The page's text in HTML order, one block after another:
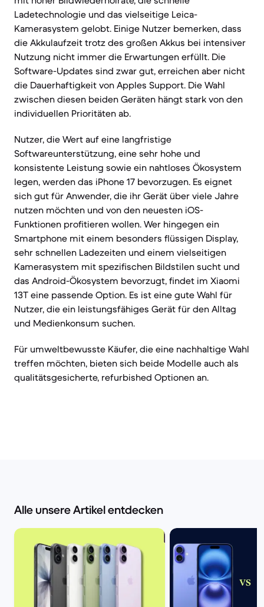
Ladetechnologie und das vielseitige Leica-
Kamerasystem gelobt. Einige Nutzer bemerken, dass
die Akkulaufzeit trotz des großen Akkus bei intensiver
Nutzung nicht immer die Erwartungen erfüllt. Die
Software-Updates sind zwar gut, erreichen aber nicht
die Dauerhaftigkeit von Apples Support. Die Wahl
zwischen diesen beiden Geräten hängt stark von den
individuellen Prioritäten ab.
Nutzer, die Wert auf eine langfristige
Softwareunterstützung, eine sehr hohe und
konsistente Leistung sowie ein nahtloses Ökosystem
legen, werden das iPhone 17 bevorzugen. Es eignet
sich gut für Anwender, die ihr Gerät über viele Jahre
nutzen möchten und von den neuesten iOS-
Funktionen profitieren wollen. Wer hingegen ein
Smartphone mit einem besonders flüssigen Display,
sehr schnellen Ladezeiten und einem vielseitigen
Kamerasystem mit spezifischen Bildstilen sucht und
das Android-Ökosystem bevorzugt, findet im Xiaomi
13T eine passende Option. Es ist eine gute Wahl für
Nutzer, die ein leistungsfähiges Gerät für den Alltag
und Medienkonsum suchen.
Für umweltbewusste Käufer, die eine nachhaltige Wahl
treffen möchten, bieten sich beide Modelle auch als
qualitätsgesicherte, refurbished Optionen an.
Alle unsere Artikel entdecken